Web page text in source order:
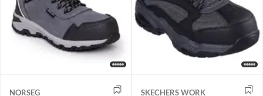
NORSEG SKECHERS WORK